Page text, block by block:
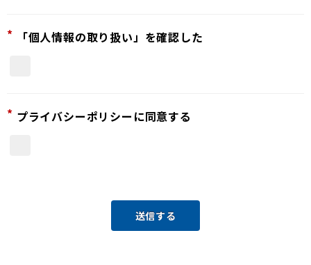
* 「個人情報の取り扱い」を確認した
* プライバシーポリシーに同意する
送信する